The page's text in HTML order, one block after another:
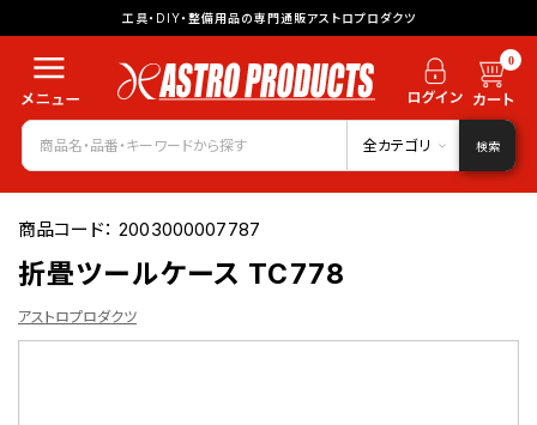
工具・DIY・整備用品の専門通販アストロプロダクツ
0
全カテゴリ 検索
商品コード：2003000007787
折畳ツールケース TC778
アストロプロダクツ